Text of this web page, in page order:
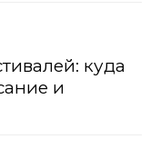
куда
и